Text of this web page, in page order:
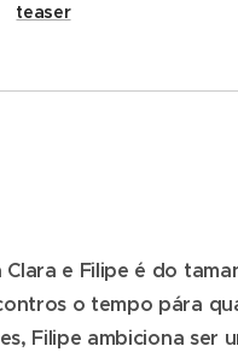
teaser
e Filipe é do
o tempo pára
Filipe ambiciona ser